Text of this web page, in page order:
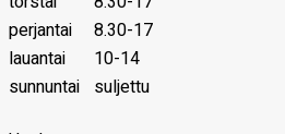
perjantai
8.30-17
lauantai
10-14
sunnuntai suljettu